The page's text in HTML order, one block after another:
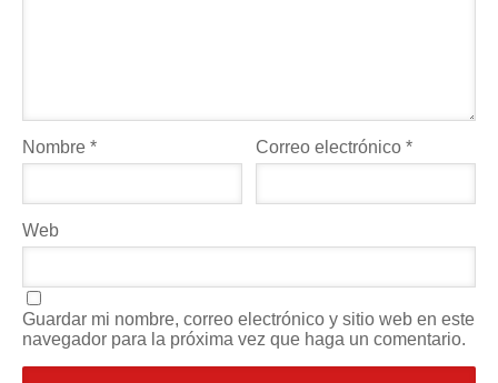
Nombre * Correo electrónico*
Web
Guardar mi nombre, correo electrónico y sitio web en este
navegador para la próxima vez que haga un comentario.